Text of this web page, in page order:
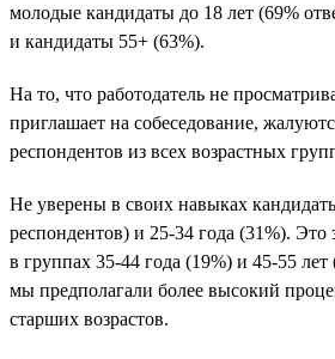
молодые кандидаты до 18 лет (69%
и кандидаты 55+ (63%).
На то, что работодатель не
приглашает на собеседование,
респондентов из всех возрастных
Не уверены в своих навыках
респондентов) и 25-34 года (31%).
в группах 35-44 года (19%) и 45-55 лет
мы предполагали более высокий
старших возрастов.